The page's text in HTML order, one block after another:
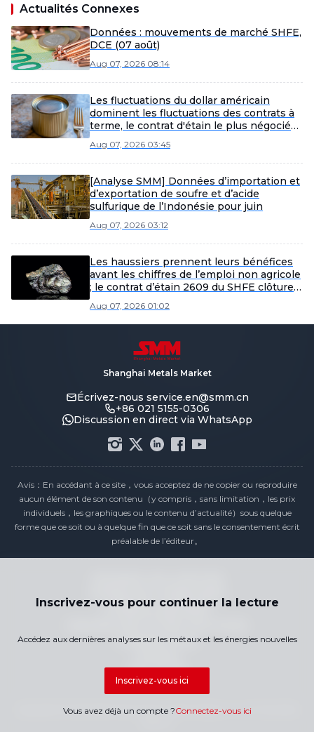
Actualités Connexes
Données : mouvements de marché SHFE,
DCE (07 août)
Aug 07, 2026 08:14
Les fluctuations du dollar américain
dominent les fluctuations des contrats à
terme, le contrat d'étain le plus négocié
[Revue de midi de l'étain SMM]
Aug 07, 2026 03:45
[Analyse SMM] Données d’importation et
d’exportation de soufre et d’acide
sulfurique de l’Indonésie pour juin
Aug 07, 2026 03:12
Les haussiers prennent leurs bénéfices
avant les chiffres de l’emploi non agricole
; le contrat d’étain 2609 du SHFE clôture
tonne [Rapport matinal de SMM sur
l’étain]
Aug 07, 2026 01:02
Inscrivez-vous pour continuer la lecture
Accédez aux dernières analyses sur les métaux et les énergies nouvelles
Inscrivez-vous ici
Vous avez déjà un compte ?Connectez-vous ici
Shanghai Metals Market
Écrivez-nous service.en@smm.cn
+86 021 5155-0306
Discussion en direct via WhatsApp
Avis：En accédant à ce site，vous acceptez de ne copier ou reproduire
aucun élément de son contenu（y compris，sans limitation，les prix
individuels，les graphiques ou le contenu d’actualité）sous quelque
forme que ce soit ou à quelque fin que ce soit sans le consentement écrit
préalable de l’éditeur。
Politique de confidentialité
Conditions générales
Contactez-nous
Plan du site
Copyright © 2026 SMM Information & Technology Co., Ltd. Tous droits